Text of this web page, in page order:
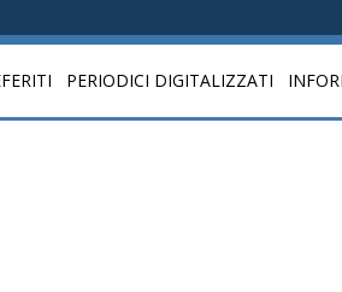
PERIODICI DIGITALIZZATI